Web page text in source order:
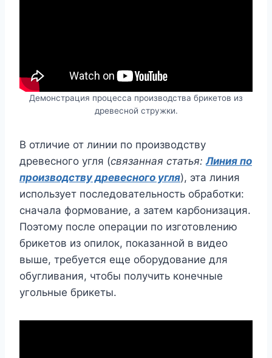
Демонстрация процесса производства брикетов из
древесной стружки.
В отличие от линии по производству
древесного угля (связанная статья:Линия по
производству древесного угля), эта линия
использует последовательность обработки:
сначала формование, а затем карбонизация.
Поэтому после операции по изготовлению
брикетов из опилок, показанной в видео
выше, требуется еще оборудование для
обугливания, чтобы получить конечные
угольные брикеты.